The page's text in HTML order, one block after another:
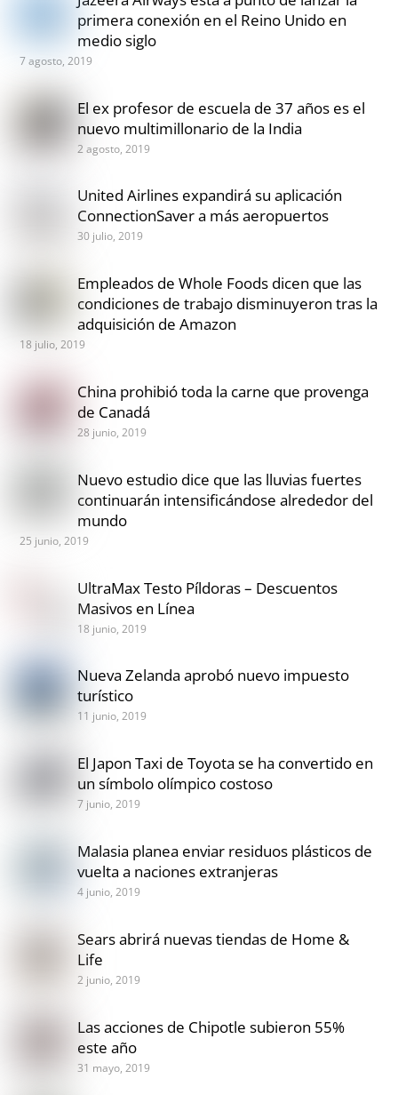
primera conexión en el Reino Unido en
medio siglo
7 agosto, 2019
El ex profesor de escuela de 37 años es el
nuevo multimillonario de la India
2 agosto, 2019
United Airlines expandirá su aplicación
ConnectionSaver a más aeropuertos
30 julio, 2019
Empleados de Whole Foods dicen que las
condiciones de trabajo disminuyeron tras la
adquisición de Amazon
18 julio, 2019
China prohibió toda la carne que provenga
de Canadá
28 junio, 2019
Nuevo estudio dice que las lluvias fuertes
continuarán intensificándose alrededor del
mundo
25 junio, 2019
UltraMax Testo Píldoras – Descuentos
Masivos en Línea
18 junio, 2019
Nueva Zelanda aprobó nuevo impuesto
turístico
11 junio, 2019
El Japon Taxi de Toyota se ha convertido en
un símbolo olímpico costoso
7 junio, 2019
Malasia planea enviar residuos plásticos de
vuelta a naciones extranjeras
4 junio, 2019
Sears abrirá nuevas tiendas de Home &
Life
2 junio, 2019
Las acciones de Chipotle subieron 55%
este año
31 mayo, 2019